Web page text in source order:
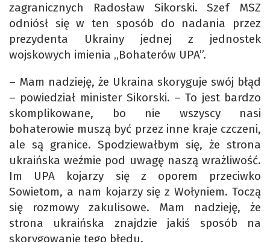
zagranicznych Radosław Sikorski. Szef MSZ
odniósł się w ten sposób do nadania przez
prezydenta Ukrainy jednej z jednostek
wojskowych imienia „Bohaterów UPA”.
– Mam nadzieję, że Ukraina skoryguje swój błąd
– powiedział minister Sikorski. – To jest bardzo
skomplikowane, bo nie wszyscy nasi
bohaterowie muszą być przez inne kraje czczeni,
ale są granice. Spodziewałbym się, że strona
ukraińska weźmie pod uwagę naszą wrażliwość.
Im UPA kojarzy się z oporem przeciwko
Sowietom, a nam kojarzy się z Wołyniem. Toczą
się rozmowy zakulisowe. Mam nadzieję, że
strona ukraińska znajdzie jakiś sposób na
skorygowanie tego błędu.